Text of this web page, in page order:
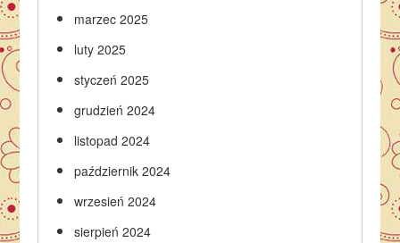
marzec 2025
luty 2025
styczeń 2025
grudzień 2024
listopad 2024
październik 2024
wrzesień 2024
sierpień 2024